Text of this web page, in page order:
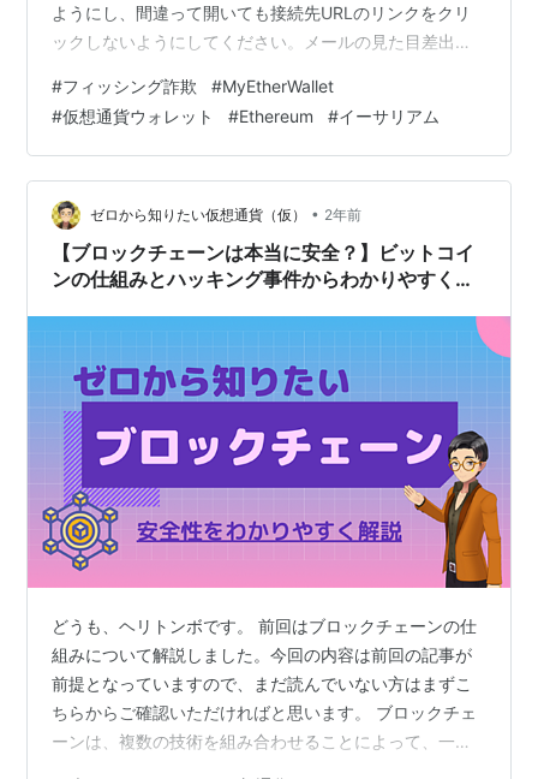
ようにし、間違って開いても接続先URLのリンクをクリ
ックしないようにしてください。メールの見た目差出
MyEtherWallet（マイイーサウォレット）ご利用確認のお
願い本文：メールの正体メールの送信元： China
（EightJoy Networks LLC） EightJoy Networks LLC
（中国のホスティング企業）のネットワークに接続され
た端末から発信されています。URL…
#フィッシング詐欺 #MyEtherWallet
#仮想通貨ウォレット #Ethereum #イーサリアム
ゼロから知りたい仮想通貨（仮） • 2年前
【ブロックチェーンは本当に安全？】ビットコイ
ンの仕組みとハッキング事件からわかりやすく解
どうも、ヘリトンボです。 前回はブロックチェーンの仕
組みについて解説しました。今回の内容は前回の記事が
前提となっていますので、まだ読んでいない方はまずこ
ちらからご確認いただければと思います。 ブロックチェ
ーンは、複数の技術を組み合わせることによって、一度